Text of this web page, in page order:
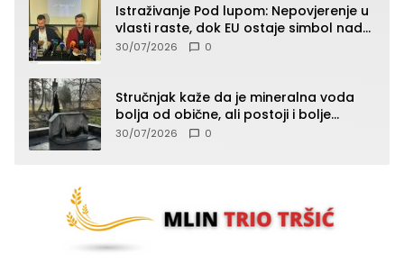
Istraživanje Pod lupom: Nepovjerenje u
vlasti raste, dok EU ostaje simbol nade
građana
30/07/2026 0
Stručnjak kaže da je mineralna voda
bolja od obične, ali postoji i bolje
rješenje
30/07/2026 0